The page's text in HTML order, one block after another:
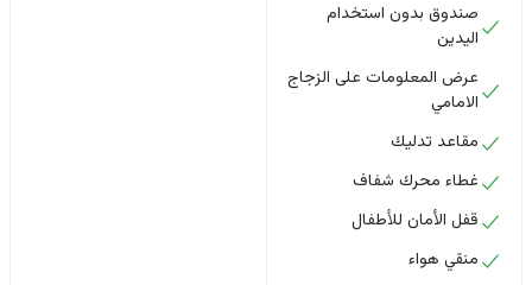
صندوق بدون استخدام
اليدين
عرض المعلومات على الزجاج
الامامي
مقاعد تدليك
غطاء محرك شفاف
قفل الأمان للأطفال
منقي هواء